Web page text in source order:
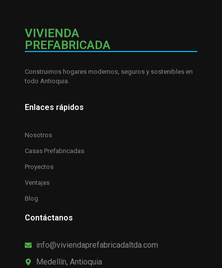
VIVIENDA
PREFABRICADA
Construimos hogares modernos, seguros y sostenibles en
todo Antioquia.
Enlaces rápidos
Nosotros
Casas Prefabricadas
Proyectos
Ventajas
Blog
Contáctanos
info@viviendaprefabricadaltda.com
Medellín, Antioquia